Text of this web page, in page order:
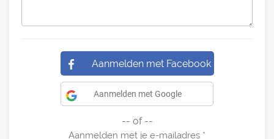
Aanmelden met Facebook
Aanmelden met Google
-- of --
Aanmelden met je e-mailadres